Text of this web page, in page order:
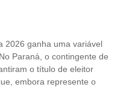
2026 ganha uma variável
Paraná, o contingente de
o título de eleitor
embora represente o